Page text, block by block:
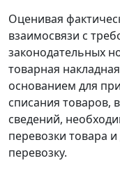
Оценивая
взаимосвязи с
законодательных
товарная накладная
основанием для
списания товаров,
сведений,
перевозки товара
перевозку.